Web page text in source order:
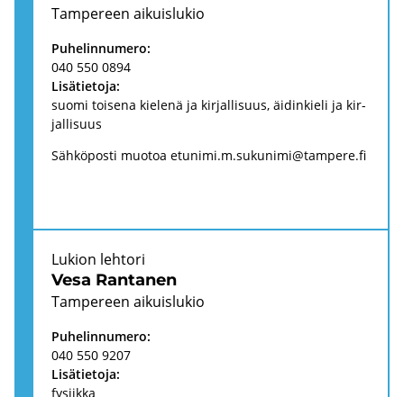
Tam­pe­reen ai­kuis­lu­kio
Pu­he­lin­nu­me­ro:
040 550 0894
Li­sä­tie­to­ja:
suomi toi­se­na kie­le­nä ja kir­jal­li­suus, äi­din­kie­li ja kir­
jal­li­suus
Säh­kö­pos­ti muo­toa etu­ni­mi.m.su­ku­ni­mi@tam­pe­re.fi
Vesa Ran­ta­nen
Lu­kion leh­to­ri
Tam­pe­reen ai­kuis­lu­kio
Pu­he­lin­nu­me­ro:
040 550 9207
Li­sä­tie­to­ja:
fy­siik­ka